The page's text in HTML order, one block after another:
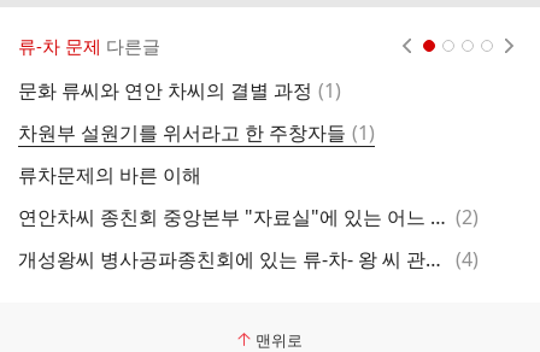
류-차 문제 다른글
문화 류씨와 연안 차씨의 결별 과정 댓
(1)
차원부 설원기를 위서라고 한 주창자들 댓
글
(1)
류차문제의 바른 이해
연안차씨 종친회 중앙본부 "자료실"에 있는 어느 류문의 글 댓
(2)
개성왕씨 병사공파종친회에 있는 류-차- 왕 씨 관련 글 댓
(4)
맨위로